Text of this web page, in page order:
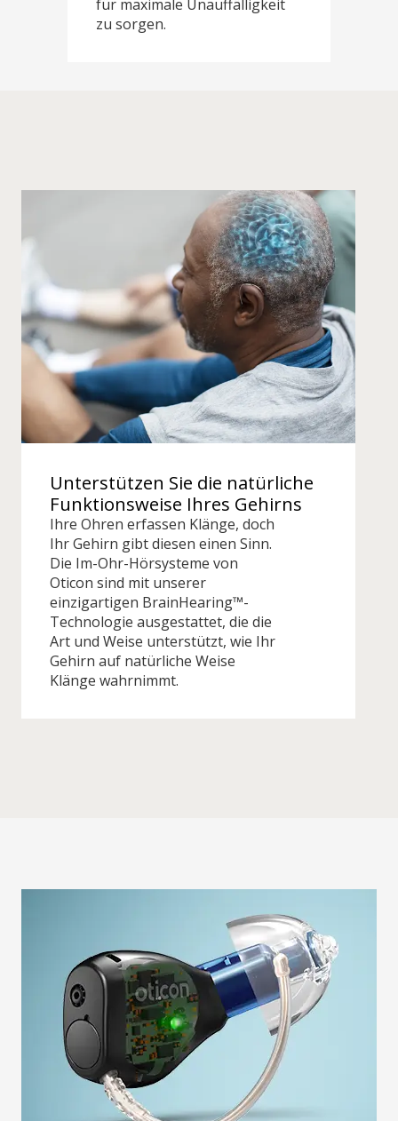
für maximale Unauffälligkeit
zu sorgen.
Unterstützen Sie die natürliche
Funktionsweise Ihres Gehirns
Ihre Ohren erfassen Klänge, doch
Ihr Gehirn gibt diesen einen Sinn.
Die Im-Ohr-Hörsysteme von
Oticon sind mit unserer
einzigartigen BrainHearing™-
Technologie ausgestattet, die die
Art und Weise unterstützt, wie Ihr
Gehirn auf natürliche Weise
Klänge wahrnimmt.